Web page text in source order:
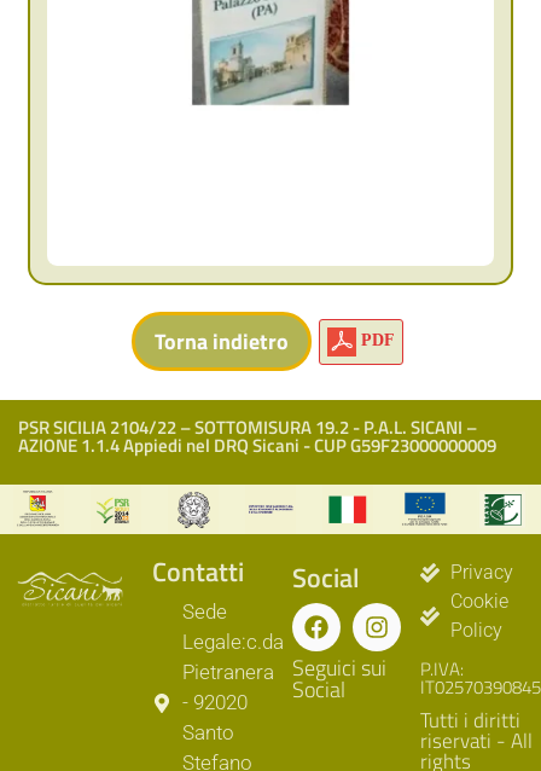
PDF
PSR SICILIA 2104/22 – SOTTOMISURA 19.2 - P.A.L. SICANI –
AZIONE 1.1.4 Appiedi nel DRQ Sicani - CUP G59F23000000009
Contatti
Sede
Legale:c.da
Pietranera
- 92020
Santo
Stefano
Social
Seguici sui
Social
Privacy
Cookie
Policy
P.IVA:
IT02570390845
Tutti i diritti
riservati - All
rights